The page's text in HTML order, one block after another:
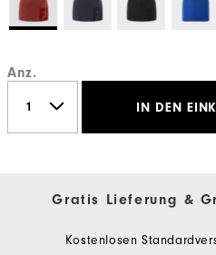
Anz.
IN DEN
Gratis Lieferung &
Kostenlosen